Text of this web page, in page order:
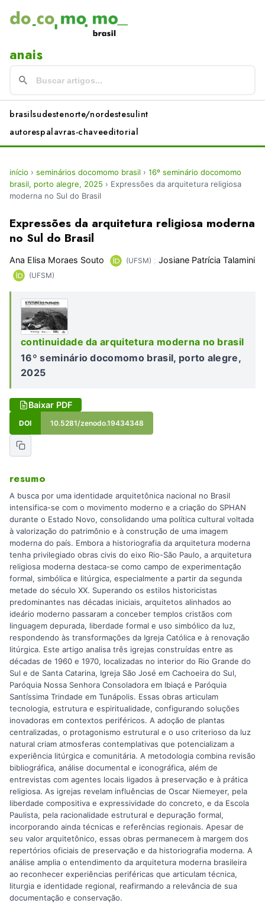
anais
brasilsudestenorte/nordestesulint
autorespalavras-chaveeditorial
início › seminários docomomo brasil › 16º seminário docomomo
brasil, porto alegre, 2025 › Expressões da arquitetura religiosa
moderna no Sul do Brasil
Expressões da arquitetura religiosa moderna
no Sul do Brasil
Ana Elisa Moraes Souto (UFSM) ; Josiane Patrícia Talamini
(UFSM)
continuidade da arquitetura moderna no brasil
16º seminário docomomo brasil, porto alegre,
2025
Baixar PDF
DOI 10.5281/zenodo.19434348
resumo
A busca por uma identidade arquitetônica nacional no Brasil
intensifica-se com o movimento moderno e a criação do SPHAN
durante o Estado Novo, consolidando uma política cultural voltada
à valorização do patrimônio e à construção de uma imagem
moderna do país. Embora a historiografia da arquitetura moderna
tenha privilegiado obras civis do eixo Rio-São Paulo, a arquitetura
religiosa moderna destaca-se como campo de experimentação
formal, simbólica e litúrgica, especialmente a partir da segunda
metade do século XX. Superando os estilos historicistas
predominantes nas décadas iniciais, arquitetos alinhados ao
ideário moderno passaram a conceber templos cristãos com
linguagem depurada, liberdade formal e uso simbólico da luz,
respondendo às transformações da Igreja Católica e à renovação
litúrgica. Este artigo analisa três igrejas construídas entre as
décadas de 1960 e 1970, localizadas no interior do Rio Grande do
Sul e de Santa Catarina, Igreja São José em Cachoeira do Sul,
Paróquia Nossa Senhora Consoladora em Ibiaçá e Paróquia
Santíssima Trindade em Tunápolis. Essas obras articulam
tecnologia, estrutura e espiritualidade, configurando soluções
inovadoras em contextos periféricos. A adoção de plantas
centralizadas, o protagonismo estrutural e o uso criterioso da luz
natural criam atmosferas contemplativas que potencializam a
experiência litúrgica e comunitária. A metodologia combina revisão
bibliográfica, análise documental e iconográfica, além de
entrevistas com agentes locais ligados à preservação e à prática
religiosa. As igrejas revelam influências de Oscar Niemeyer, pela
liberdade compositiva e expressividade do concreto, e da Escola
Paulista, pela racionalidade estrutural e depuração formal,
incorporando ainda técnicas e referências regionais. Apesar de
seu valor arquitetônico, essas obras permanecem à margem dos
repertórios oficiais de preservação e da historiografia moderna. A
análise amplia o entendimento da arquitetura moderna brasileira
ao reconhecer experiências periféricas que articulam técnica,
liturgia e identidade regional, reafirmando a relevância de sua
documentação e conservação.